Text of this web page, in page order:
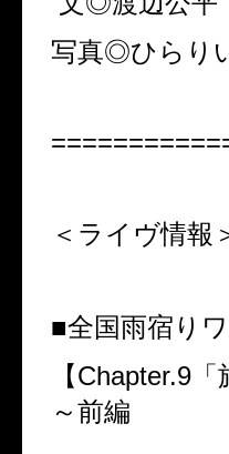
写真◎ひらり
＜ライヴ情報
■全国雨宿り
【Chapter.9
～前編